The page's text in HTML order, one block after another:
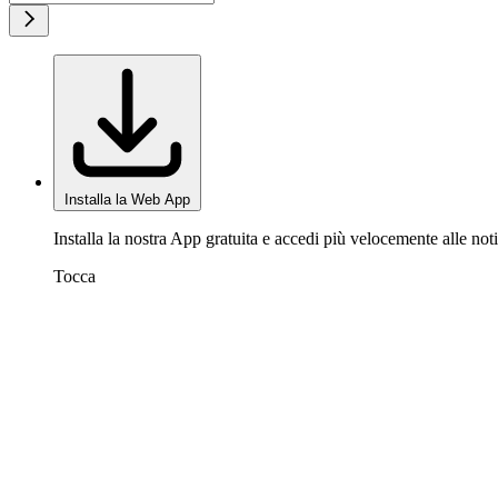
Installa la Web App
Installa la nostra App gratuita e accedi più velocemente alle
Tocca